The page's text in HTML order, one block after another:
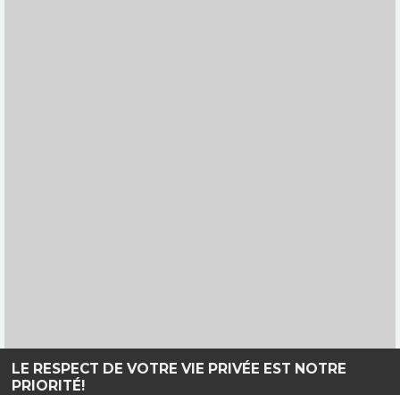
LE RESPECT DE VOTRE VIE PRIVÉE EST NOTRE
PRIORITÉ!